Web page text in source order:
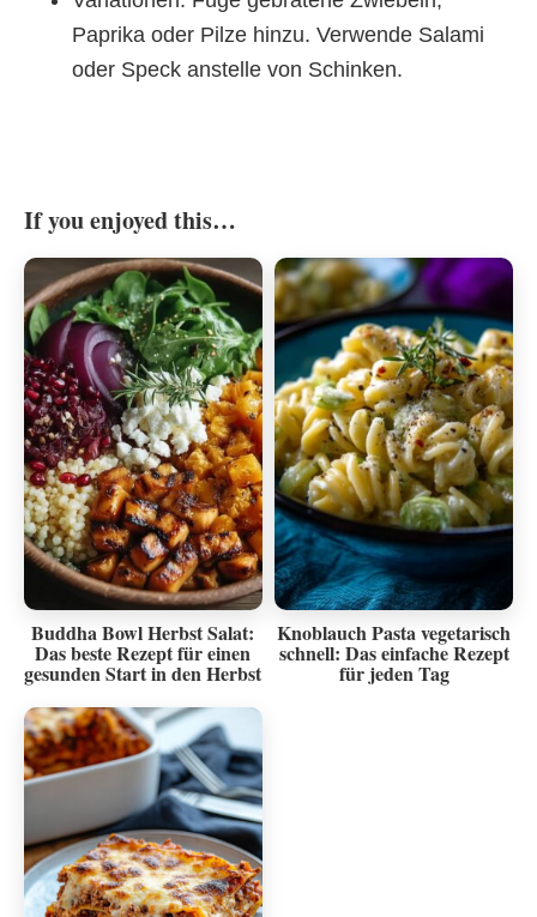
Paprika oder Pilze hinzu. Verwende Salami
oder Speck anstelle von Schinken.
If you enjoyed this…
Buddha Bowl Herbst Salat:
Das beste Rezept für einen
gesunden Start in den Herbst
Knoblauch Pasta vegetarisch
schnell: Das einfache Rezept
für jeden Tag